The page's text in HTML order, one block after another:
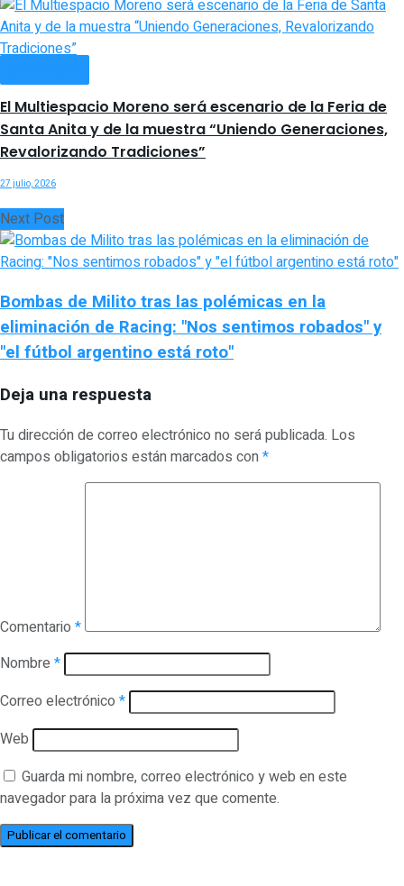
El Multiespacio Moreno será escenario de la Feria de
Santa Anita y de la muestra “Uniendo Generaciones,
Revalorizando Tradiciones”
27 julio, 2026
Next Post
Bombas de Milito tras las polémicas en la
eliminación de Racing: "Nos sentimos robados" y
"el fútbol argentino está roto"
Deja una respuesta
Tu dirección de correo electrónico no será publicada. Los
campos obligatorios están marcados con*
Comentario *
Nombre *
Correo electrónico *
Web
Guarda mi nombre, correo electrónico y web en este
navegador para la próxima vez que comente.